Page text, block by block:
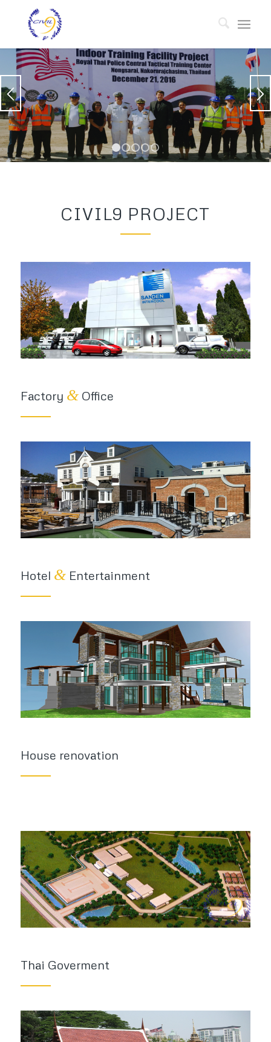
1 2 3 4 5
CIVIL9 PROJECT
Factory &Office
Hotel &Entertainment
House renovation
Thai Goverment